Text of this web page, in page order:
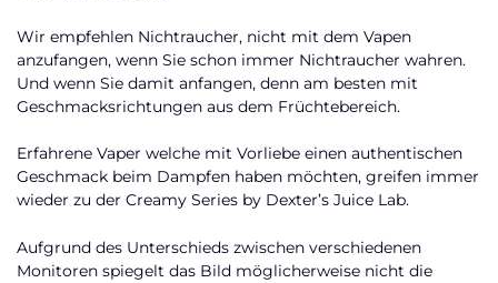
Wir empfehlen Nichtraucher, nicht mit dem Vapen
anzufangen, wenn Sie schon immer Nichtraucher wahren.
Und wenn Sie damit anfangen, denn am besten mit
Geschmacksrichtungen aus dem Früchtebereich.
Erfahrene Vaper welche mit Vorliebe einen authentischen
Geschmack beim Dampfen haben möchten, greifen immer
wieder zu der Creamy Series by Dexter’s Juice Lab.
Aufgrund des Unterschieds zwischen verschiedenen
Monitoren spiegelt das Bild möglicherweise nicht die